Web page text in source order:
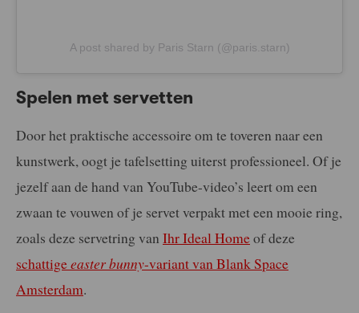
A post shared by Paris Starn (@paris.starn)
Spelen met servetten
Door het praktische accessoire om te toveren naar een
kunstwerk, oogt je tafelsetting uiterst professioneel. Of je
jezelf aan de hand van YouTube-video’s leert om een
zwaan te vouwen of je servet verpakt met een mooie ring,
zoals deze servetring van Ihr Ideal Homeof deze
schattigeeaster bunny-variant van Blank Space
Amsterdam.